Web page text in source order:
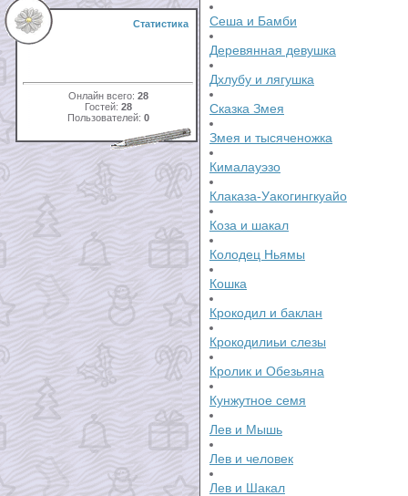
Статистика
Онлайн всего: 28
Гостей: 28
Пользователей: 0
Сеша и Бамби
Деревянная девушка
Дхлубу и лягушка
Сказка Змея
Змея и тысяченожка
Кималауэзо
Клаказа-Уакогингкуайо
Коза и шакал
Колодец Ньямы
Кошка
Крокодил и баклан
Крокодилиьи слезы
Кролик и Обезьяна
Кунжутное семя
Лев и Мышь
Лев и человек
Лев и Шакал